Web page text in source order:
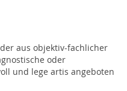
aus objektiv-fachlicher
oder
und lege artis angeboten